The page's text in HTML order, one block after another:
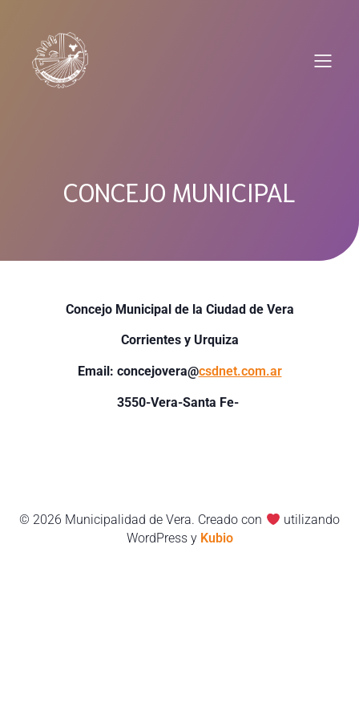
contenido
CONCEJO MUNICIPAL
Concejo Municipal de la Ciudad de Vera
Corrientes y Urquiza
Email: concejovera@csdnet.com.ar
3550-Vera-Santa Fe-
© 2026 Municipalidad de Vera. Creado con
utilizando
WordPress y Kubio